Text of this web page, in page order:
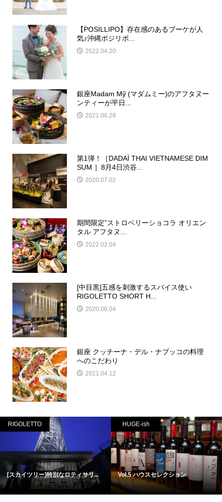
【POSILLIPO】存在感のあるブーケが人
気♪沖縄ポジリポ...
2022.04.20
銀座Madam Mỹ (マダムミー)のアフタヌー
ンティーが平日...
2021.06.28
第1弾！［DADAÏ THAI VIETNAMESE DIM
SUM ］8月4日渋谷...
2020.07.02
期間限定”ストロベリーショコラ オリエン
タル アフタヌ...
2022.02.04
[中目黒]五感を刺激するスパイス使い
RIGOLETTO SHORT H...
2020.06.04
銀座 クッチーナ・デル・ナブッコの料理
へのこだわり
2021.04.12
RIGOLETTO
[スカイツリー]特別なロティサリ...
HUGE-ish
Vol.5 ハウスセレクション